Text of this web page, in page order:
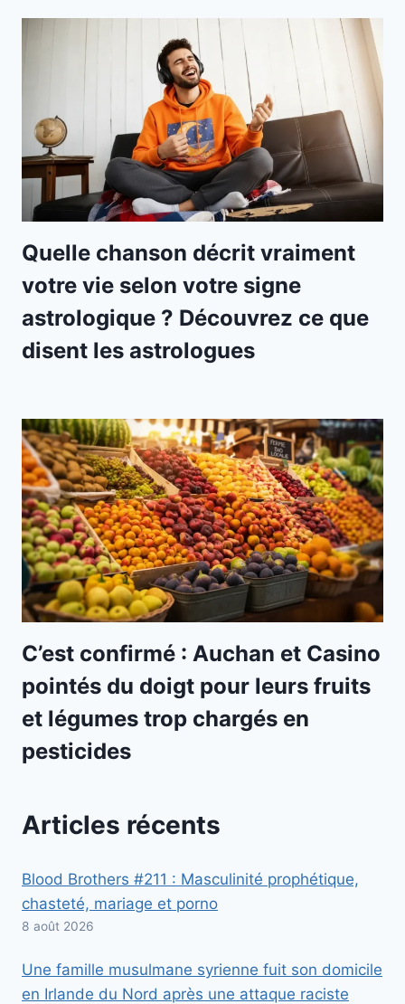
Quelle chanson décrit vraiment
votre vie selon votre signe
astrologique ? Découvrez ce que
disent les astrologues
C’est confirmé : Auchan et Casino
pointés du doigt pour leurs fruits
et légumes trop chargés en
pesticides
Articles récents
Blood Brothers #211 : Masculinité prophétique,
chasteté, mariage et porno
8 août 2026
Une famille musulmane syrienne fuit son domicile
en Irlande du Nord après une attaque raciste